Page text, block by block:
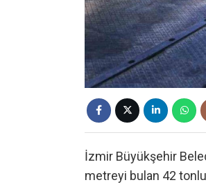
İzmir Büyükşehir
metreyi bulan 42